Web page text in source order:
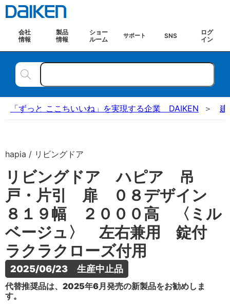
会社
情報
製品
情報
ショー
ルーム
サポート SNS
ログ
イン
「ずっと ここちいいね」を実現する企業 DAIKEN 建
hapia / リビングドア
リビングドア ハピア 吊
戸・片引 扉 ０８デザイン
８１９幅 ２０００高 〈ミル
ベージュ〉 左右兼用 錠付
ラクラクローズ付用
2025/06/23　生産中止品
代替推奨品は、2025年6月発売の新製品をお勧めしま
す。